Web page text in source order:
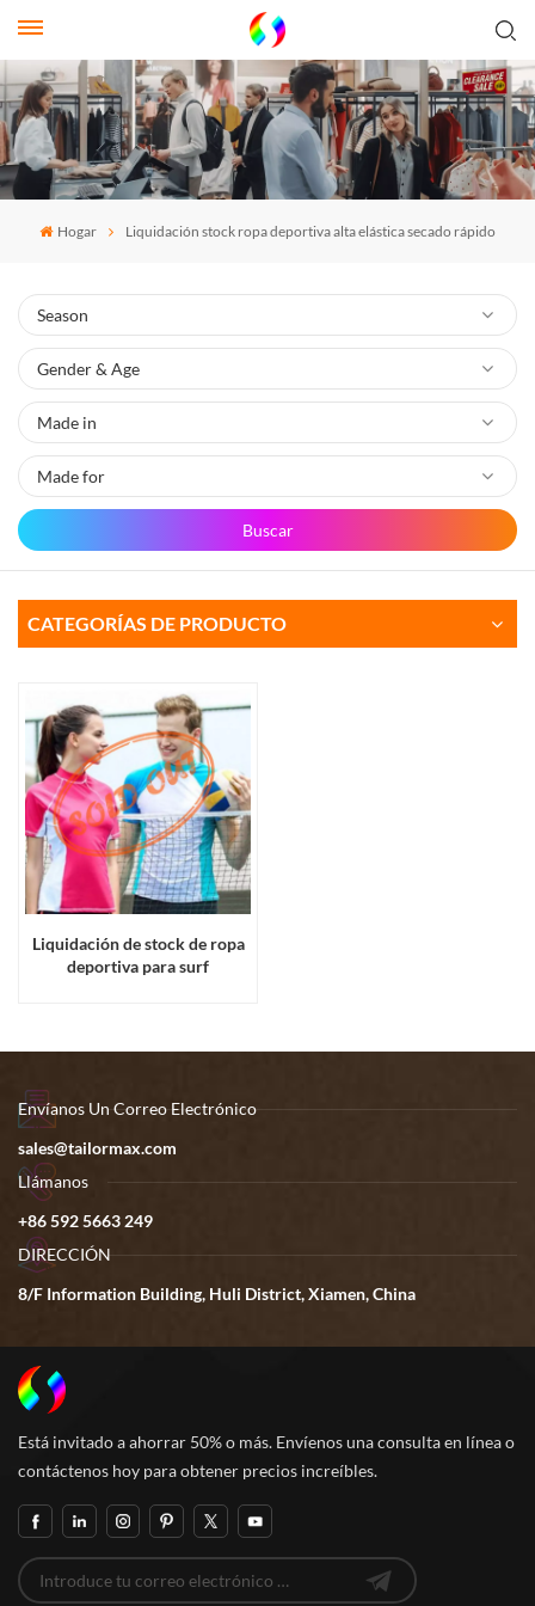
Hogar Liquidación stock ropa deportiva alta elástica secado rápido
Buscar
CATEGORÍAS DE PRODUCTO
Liquidación de stock de ropa
deportiva para surf
Envíanos Un Correo Electrónico
sales@tailormax.com
Llámanos
+86 592 5663 249
DIRECCIÓN
8/F Information Building, Huli District, Xiamen, China
Está invitado a ahorrar 50% o más. Envíenos una consulta en línea o
contáctenos hoy para obtener precios increíbles.